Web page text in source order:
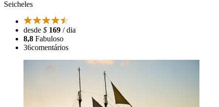
Seicheles
desde $ 169 / dia
8,8 Fabuloso
36comentários